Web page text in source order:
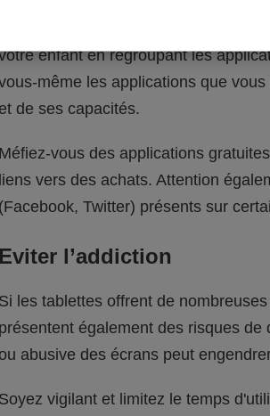
Si vous avez opté pour une tablette
enfant en regroupant les
même les applications que
et de ses capacités.
Méfiez-vous des applications
liens vers des achats. Attention
(Facebook, Twitter) présents sur
Eviter l’addiction
Si les tablettes offrent de
présentent également des risques
ou abusive des écrans peut
Soyez vigilant et limitez le temps